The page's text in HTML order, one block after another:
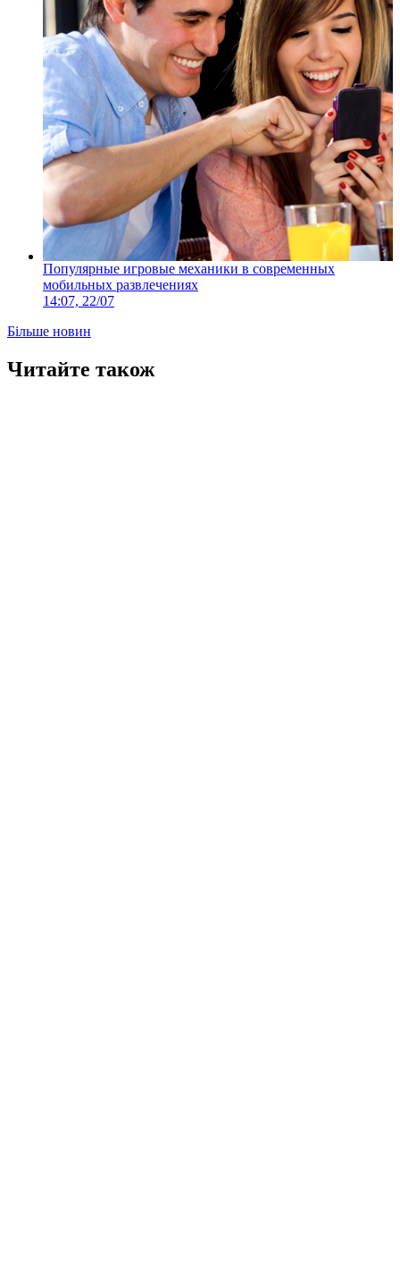
Популярные игровые механики в современных
мобильных развлечениях
14:07, 22/07
Більше новин
Читайте також